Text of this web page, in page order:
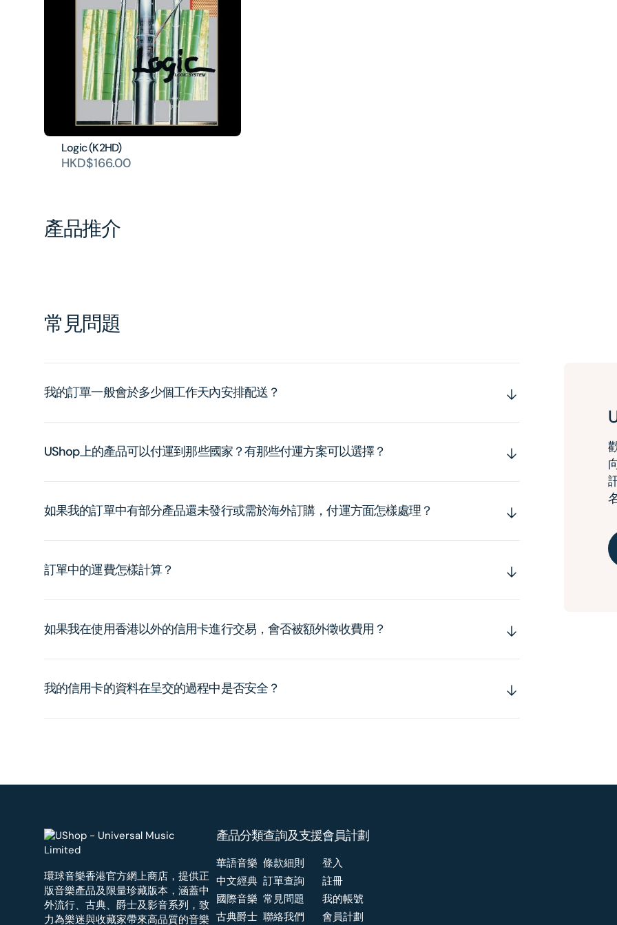
Logic (K2HD)
HKD$166.00
產品推介
常見問題
我的訂單一般會於多少個工作天內安排配送？
UShop上的產品可以付運到那些國家？有那些付運方案可以選擇？
如果我的訂單中有部分產品還未發行或需於海外訂購，付運方面怎樣處理？
訂單中的運費怎樣計算？
如果我在使用香港以外的信用卡進行交易，會否被額外徵收費用？
我的信用卡的資料在呈交的過程中是否安全？
環球音樂香港官方網上商店，提供正
版音樂產品及限量珍藏版本，涵蓋中
外流行、古典、爵士及影音系列，致
力為樂迷與收藏家帶來高品質的音樂
產品分類
華語音樂
中文經典
國際音樂
古典爵士
查詢及支援
條款細則
訂單查詢
常見問題
聯絡我們
會員計劃
登入
註冊
我的帳號
會員計劃